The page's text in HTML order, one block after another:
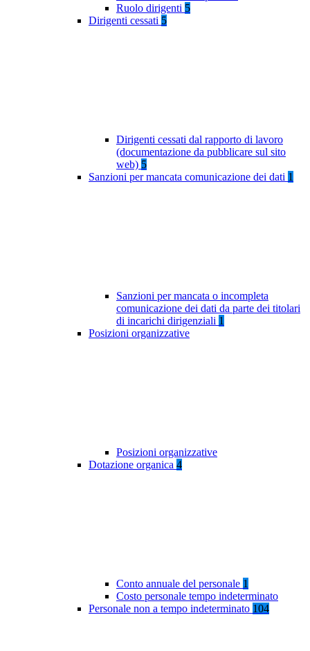
Ruolo dirigenti 5
Dirigenti cessati 5
Dirigenti cessati dal rapporto di lavoro
(documentazione da pubblicare sul sito
web) 5
Sanzioni per mancata comunicazione dei dati 1
Sanzioni per mancata o incompleta
comunicazione dei dati da parte dei titolari
di incarichi dirigenziali 1
Posizioni organizzative
Posizioni organizzative
Dotazione organica 4
Conto annuale del personale 1
Costo personale tempo indeterminato
Personale non a tempo indeterminato 104